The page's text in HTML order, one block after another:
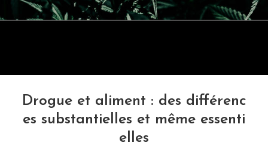
Drogue et aliment : des différenc
es substantielles et même essenti
elles